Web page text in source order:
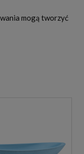
mogą tworzyć